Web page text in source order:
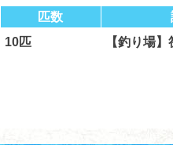
匹数
10匹 【釣り場】